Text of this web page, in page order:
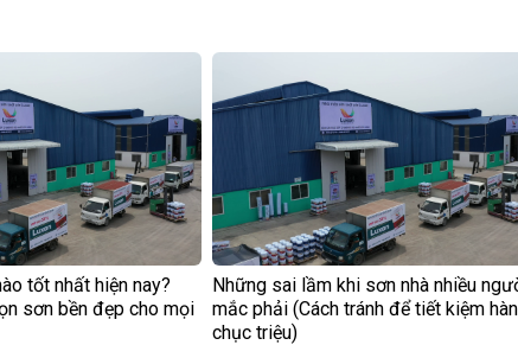
tốt nhất hiện nay?
sơn bền đẹp cho mọi
Những sai lầm khi sơn nhà nhiều
mắc phải (Cách tránh để tiết kiệm
chục triệu)